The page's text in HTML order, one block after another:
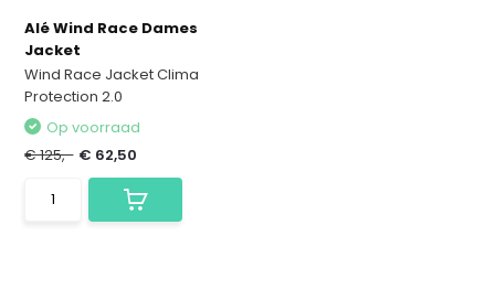
Alé Wind Race Dames
Jacket
Wind Race Jacket Clima
Protection 2.0
Op voorraad
€ 125,- € 62,50